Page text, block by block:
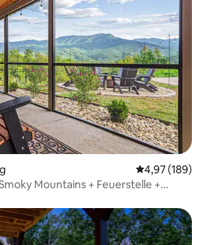
4,97 (189)
Mountains + Feuerstelle +